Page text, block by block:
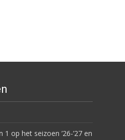
op het seizoen ’26-’27 en